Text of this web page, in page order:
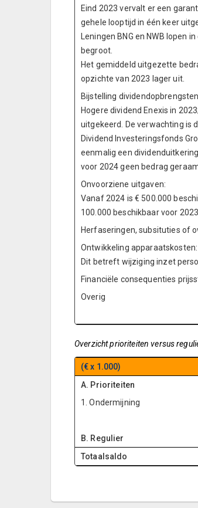
Eind 2023 vervalt er een
gehele looptijd in één keer
Leningen BNG en NWB
begroot.
Het gemiddeld uitgezette
opzichte van 2023 lager uit.
Bijstelling
Hogere dividend Enexis in
uitgekeerd. De verwachting is
Dividend Investeringsfonds
eenmalig een
voor 2024 geen bedrag
Onvoorziene uitgaven:
Vanaf 2024 is € 500.000
100.000 beschikbaar voor 2023.
Herfaseringen, subsituties of
Ontwikkeling apparaatskosten:
Dit betreft wijziging inzet
Financiële consequenties
Overig
Overzicht prioriteiten versus
(€ x 1.000)
A. Prioriteiten
1. Ondermijning
B. Regulier
Totaalsaldo